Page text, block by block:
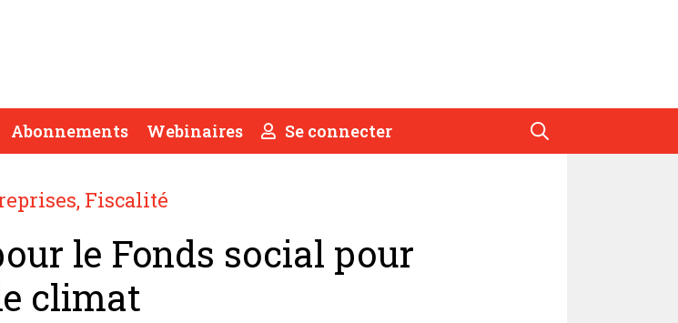
Abonnements Webinaires Se connecter
, Fiscalité
le Fonds social pour
climat